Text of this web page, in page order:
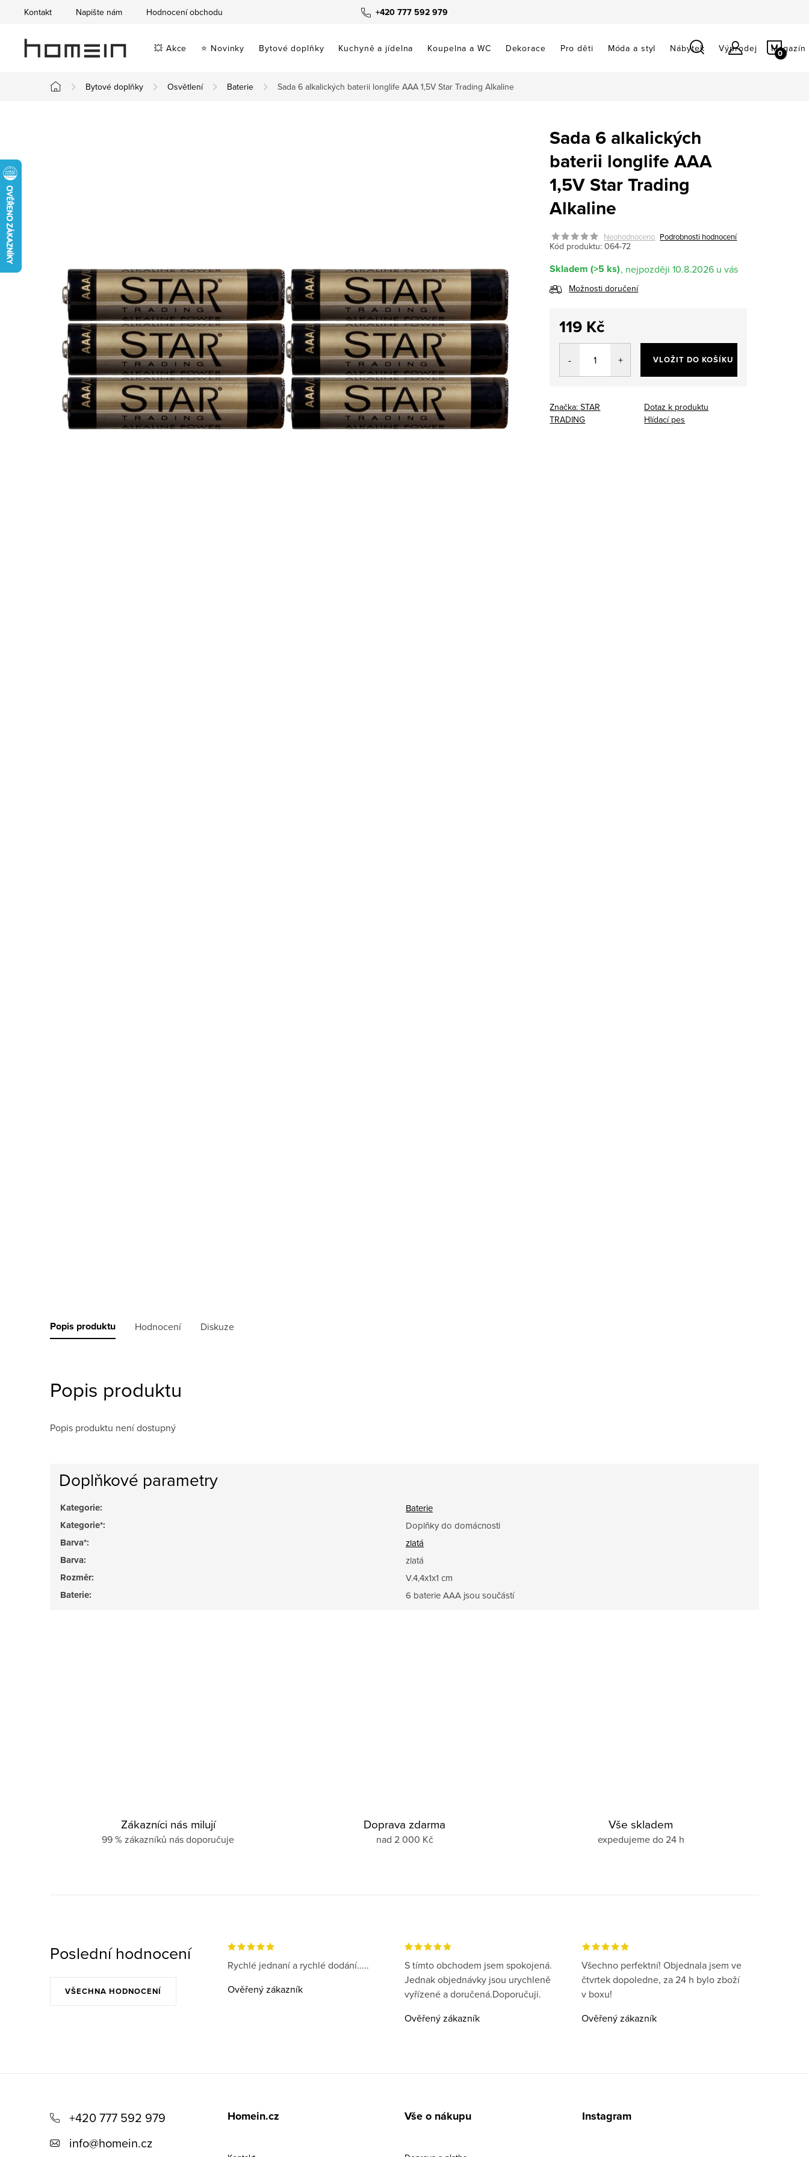
obsah
+420 777 592 979
Kontakt Napište nám Hodnocení obchodu
💥 Akce ⭐ Novinky Bytové doplňky Kuchyně a jídelna Koupelna a WC Dekorace Pro děti Móda a styl Nábytek Výprodej Magazín
Domů
Bytové doplňky Osvětlení Baterie Sada 6 alkalických baterii longlife AAA 1,5V Star Trading Alkaline
Sada 6 alkalických
baterii longlife AAA
1,5V Star Trading
Alkaline
Neohodnoceno Podrobnosti hodnocení
Kód produktu: 064-72
Skladem (>5 ks) 10.8.2026
Možnosti doručení
119 Kč
Měrná
VLOŽIT DO KOŠÍKU
Značka:STAR
TRADING
Dotaz k produktu
Hlídací pes
Popis produktu Hodnocení Diskuze
Popis produktu
Popis produktu není dostupný
Doplňkové parametry
Kategorie: Baterie
Kategorie*: Doplňky do domácnosti
Barva*: zlatá
Barva: zlatá
Rozměr: V.4,4x1x1 cm
Baterie: 6 baterie AAA jsou součástí
Zákazníci nás milují
99 % zákazníků nás doporučuje
Doprava zdarma
nad 2 000 Kč
Vše skladem
expedujeme do 24 h
Poslední hodnocení
VŠECHNA HODNOCENÍ
Rychlé jednaní a rychlé dodání.....
Ověřený zákazník
S tímto obchodem jsem spokojená.
Jednak objednávky jsou urychleně
vyřízené a doručená.Doporučuji.
Ověřený zákazník
Všechno perfektní! Objednala jsem ve
čtvrtek dopoledne, za 24 h bylo zboží
v boxu!
Ověřený zákazník
+420 777 592 979
info@homein.cz
Homein.cz Vše o nákupu Instagram